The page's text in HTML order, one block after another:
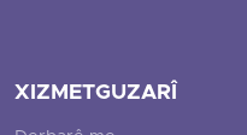
XIZMETGUZARÎ